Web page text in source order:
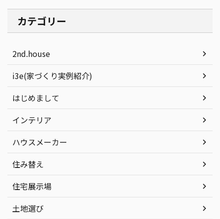
カテゴリー
2nd.house
i3e(家づくり実例紹介)
はじめまして
インテリア
ハウスメーカー
住み替え
住宅展示場
土地選び